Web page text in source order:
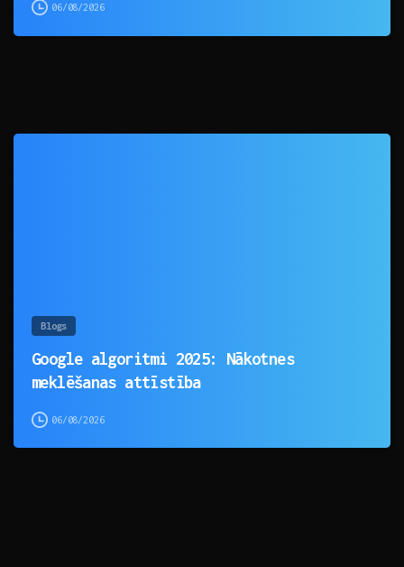
06/08/2026
Blogs
Google algoritmi 2025: Nākotnes
meklēšanas attīstība
06/08/2026